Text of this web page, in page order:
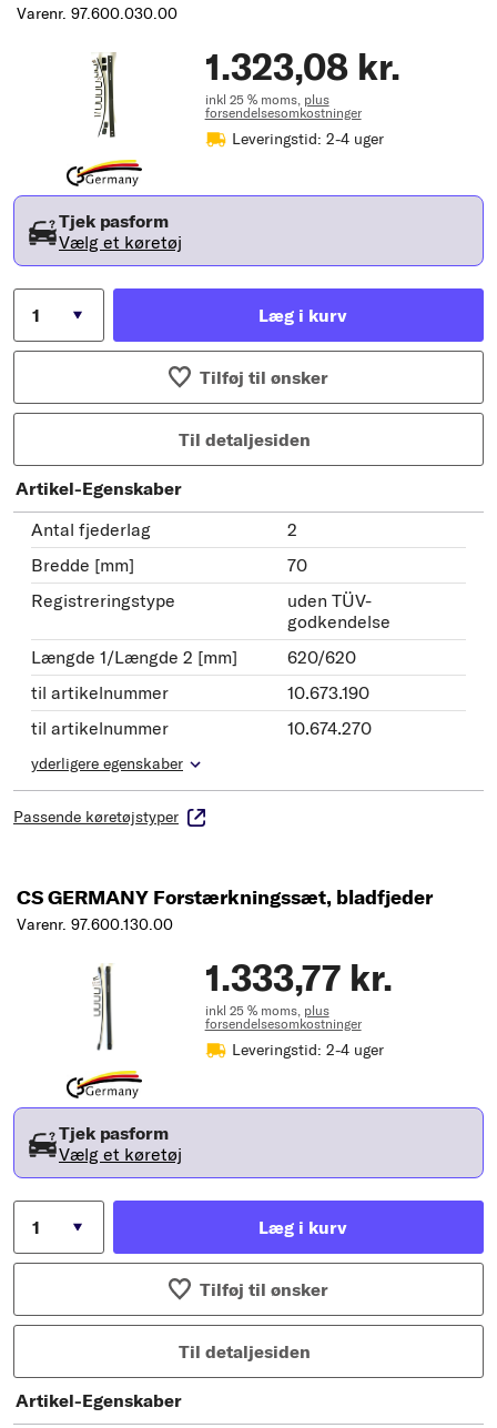
Varenr. 97.600.030.00
1.323,08 kr.
inkl 25 % moms, plus
forsendelsesomkostninger
Leveringstid: 2-4 uger
Tjek pasform
Vælg et køretøj
Læg i kurv
Tilføj til ønsker
Til detaljesiden
Artikel-Egenskaber
Antal fjederlag
2
Bredde [mm]
70
Registreringstype
uden TÜV-
godkendelse
Længde 1/Længde 2 [mm]
620/620
til artikelnummer
10.673.190
til artikelnummer
10.674.270
yderligere egenskaber
Passende køretøjstyper
CS GERMANY Forstærkningssæt, bladfjeder
Varenr. 97.600.130.00
1.333,77 kr.
inkl 25 % moms, plus
forsendelsesomkostninger
Leveringstid: 2-4 uger
Tjek pasform
Vælg et køretøj
Læg i kurv
Tilføj til ønsker
Til detaljesiden
Artikel-Egenskaber